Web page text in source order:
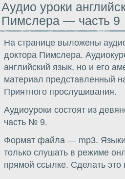
Аудио уроки
Пимслера — часть 9
На странице выложены
доктора Пимслера.
английский язык, но и его
материал представленный
Приятного прослушивания.
Аудиоуроки состоят из
часть № 9.
Формат файла — mp3.
только слушать в режиме
прямой ссылке. Сделать